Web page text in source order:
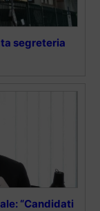
segreteria
“Candidati